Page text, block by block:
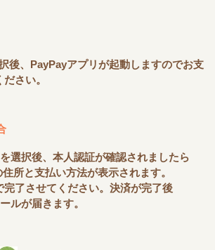
後、PayPayアプリが起動しますのでお支
さい。
選択後、本人認証が確認されましたら
所と支払い方法が表示されます。
完了させてください。決済が完了後
ルが届きます。